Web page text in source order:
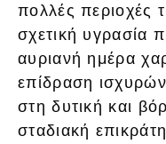
πολλές περιοχές
σχετική υγρασία
αυριανή ημέρα
επίδραση
στη δυτική και
σταδιακή